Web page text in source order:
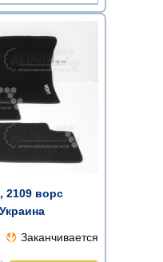
2109 ворс
Заканчивается